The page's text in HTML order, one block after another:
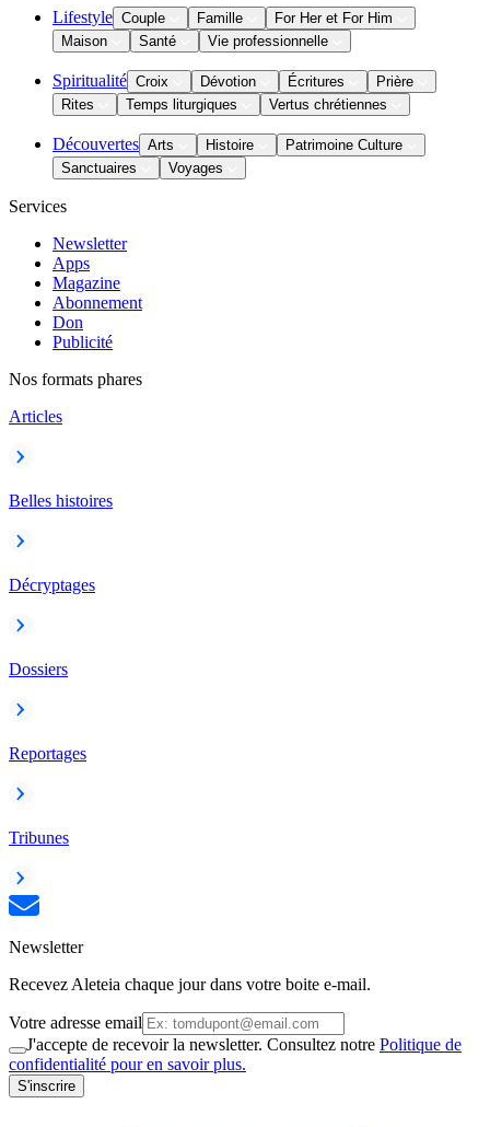
Lifestyle Couple Famille
For Her et For Him
Maison
Santé Vie professionnelle
Spiritualité Croix Dévotion Écritures
Prière
Rites
Temps liturgiques Vertus chrétiennes
Découvertes Arts Histoire
Patrimoine Culture
Sanctuaires
Voyages
Services
Newsletter
Apps
Magazine
Abonnement
Don
Publicité
Nos formats phares
Articles
Belles histoires
Décryptages
Dossiers
Reportages
Tribunes
Newsletter
Recevez Aleteia chaque jour dans votre boite e-mail.
Votre adresse email
J'accepte de recevoir la newsletter. Consultez notre Politique de
confidentialité pour en savoir plus.
S'inscrire